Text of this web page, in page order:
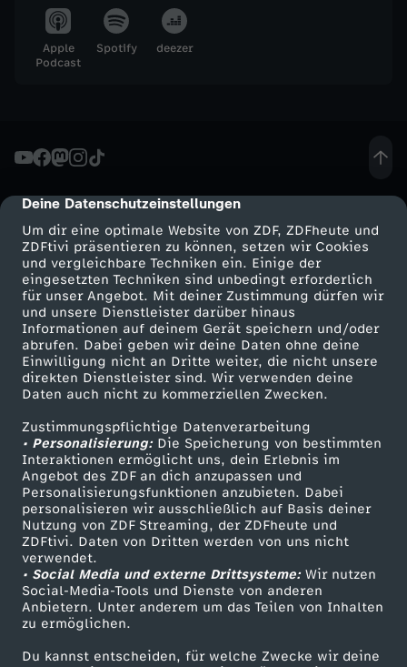
cmp-dialog-description
Deine Datenschutzeinstellungen
Um dir eine optimale Website von ZDF, ZDFheute und
ZDFtivi präsentieren zu können, setzen wir Cookies
und vergleichbare Techniken ein. Einige der
eingesetzten Techniken sind unbedingt erforderlich
für unser Angebot. Mit deiner Zustimmung dürfen wir
und unsere Dienstleister darüber hinaus
Informationen auf deinem Gerät speichern und/oder
abrufen. Dabei geben wir deine Daten ohne deine
Einwilligung nicht an Dritte weiter, die nicht unsere
direkten Dienstleister sind. Wir verwenden deine
Daten auch nicht zu kommerziellen Zwecken.
Zustimmungspflichtige Datenverarbeitung
• Personalisierung:Die Speicherung von bestimmten
Interaktionen ermöglicht uns, dein Erlebnis im
Angebot des ZDF an dich anzupassen und
Personalisierungsfunktionen anzubieten. Dabei
personalisieren wir ausschließlich auf Basis deiner
Nutzung von ZDF Streaming, der ZDFheute und
ZDFtivi. Daten von Dritten werden von uns nicht
verwendet.
• Social Media und externe Drittsysteme:Wir nutzen
Social-Media-Tools und Dienste von anderen
Anbietern. Unter anderem um das Teilen von Inhalten
zu ermöglichen.
Du kannst entscheiden, für welche Zwecke wir deine
u
r
a
l
v
o
m
0
6
.
0
3
.
2
Apple
Podcast
Spotify deezer
Mehr ZDF
ZDF-Apps
Smart TV
ZDFtext
Livestreams
Sendungen A-Z
TV-Programm
Service
ZDFmitreden
Kontakt zum ZDF
Tickets
Zuschauerservice
Hilfe
ZDF Unternehmen
Karriere